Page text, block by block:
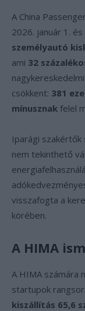
A China
2026. január 1.
személyautó
ami 32
csökkent: 381
mínusznak felel
Iparági
nem tekinthető
visszafogta a
körében.
A HIMA
A HIMA számára
startupok
kiszállítás 65,6